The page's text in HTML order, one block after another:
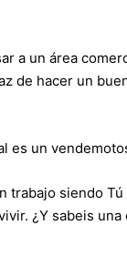
a un área
de hacer un
es un
siendo
¿Y sabeis